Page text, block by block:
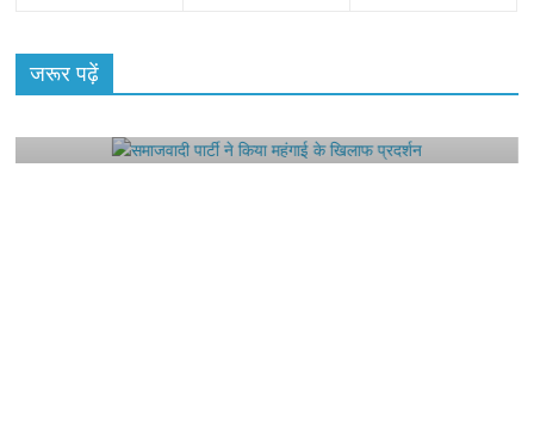
जरूर पढ़ें
राजनीतिक
समाजवादी पार्टी ने किया महंगाई के खिलाफ प्रदर्शन